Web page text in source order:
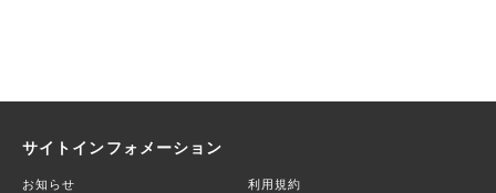
サイトインフォメーション
お知らせ 利用規約